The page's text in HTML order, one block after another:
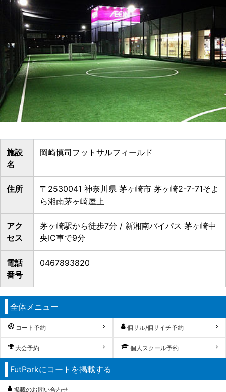
施設
名
岡崎慎司フットサルフィールド
住所
〒2530041 神奈川県 茅ヶ崎市 茅ヶ崎2-7-71そよ
ら湘南茅ヶ崎屋上
アク
セス
茅ヶ崎駅から徒歩7分 / 新湘南バイパス 茅ヶ崎中
央IC車で9分
電話
番号
0467893820
全体メニュー
コート予約 個サル/個サイチ予約
大会予約 個人スクール予約
FutParkにコートを掲載する
掲載のお問い合わせ